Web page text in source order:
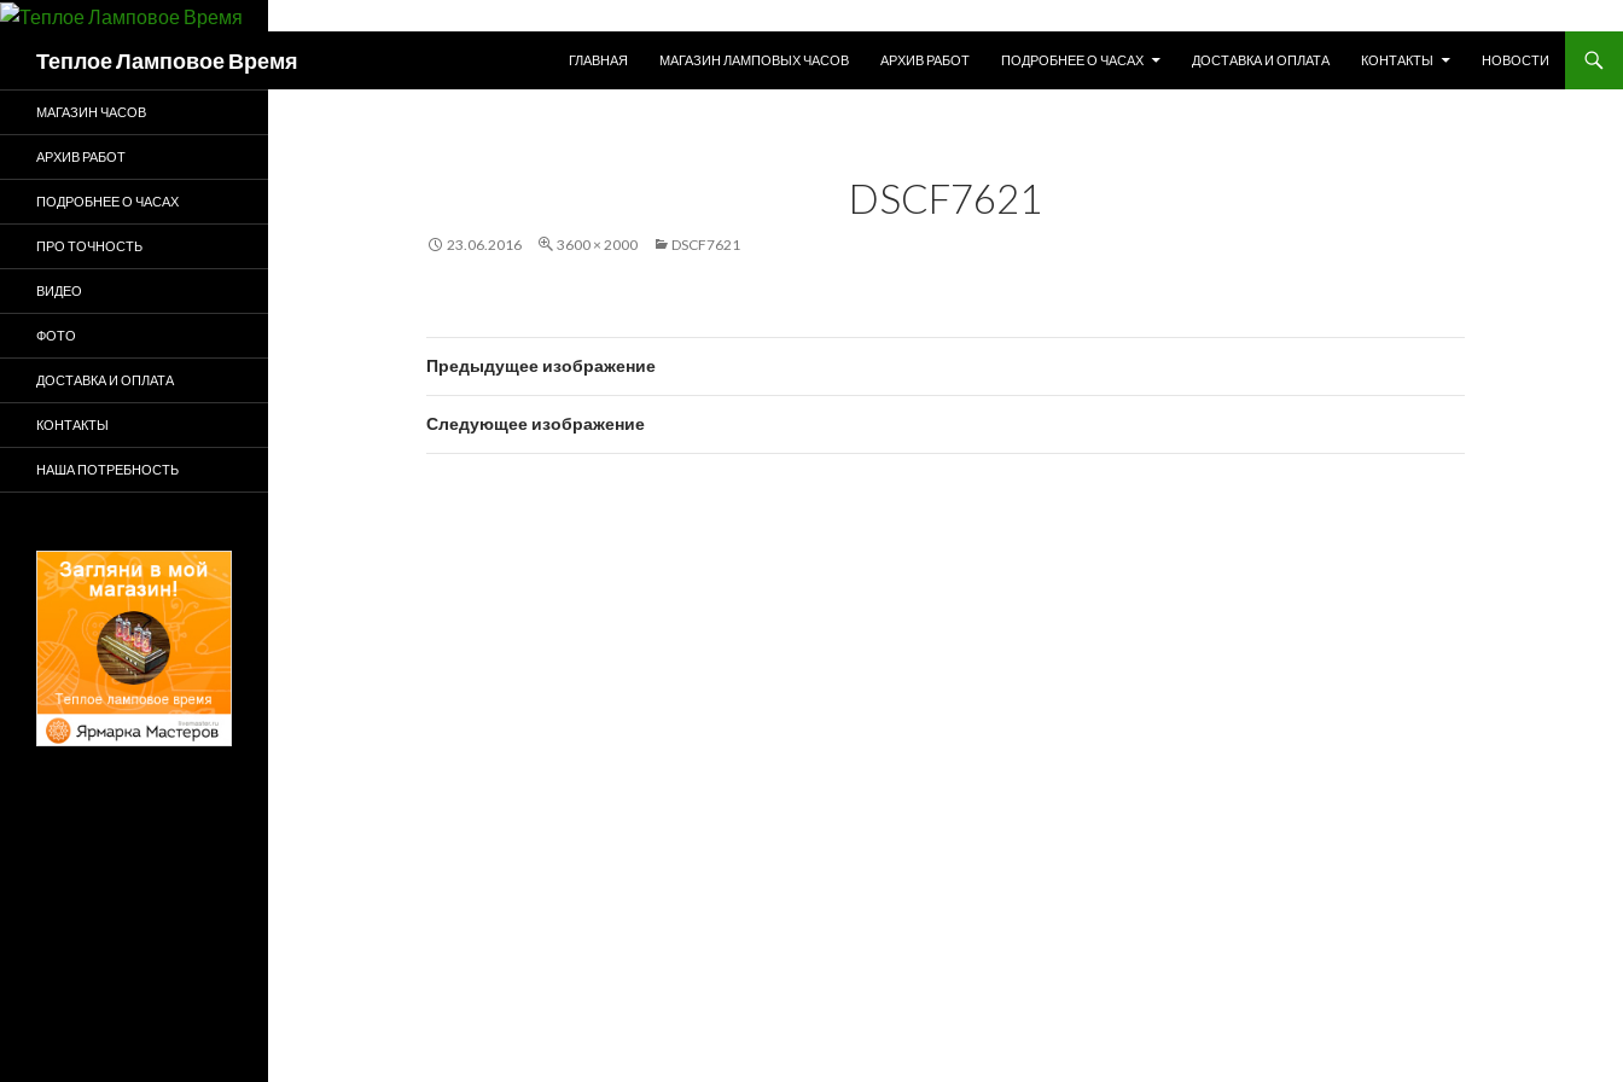
Теплое Ламповое Время
ГЛАВНАЯ
МАГАЗИН ЛАМПОВЫХ ЧАСОВ АРХИВ РАБОТ ПОДРОБНЕЕ О ЧАСАХ ДОСТАВКА И ОПЛАТА КОНТАКТЫ НОВОСТИ
DSCF7621
23.06.2016 3600 × 2000 DSCF7621
Предыдущее изображение
Следующее изображение
МАГАЗИН ЧАСОВ
АРХИВ РАБОТ
ПОДРОБНЕЕ О ЧАСАХ
ПРО ТОЧНОСТЬ
ВИДЕО
ФОТО
ДОСТАВКА И ОПЛАТА
КОНТАКТЫ
НАША ПОТРЕБНОСТЬ